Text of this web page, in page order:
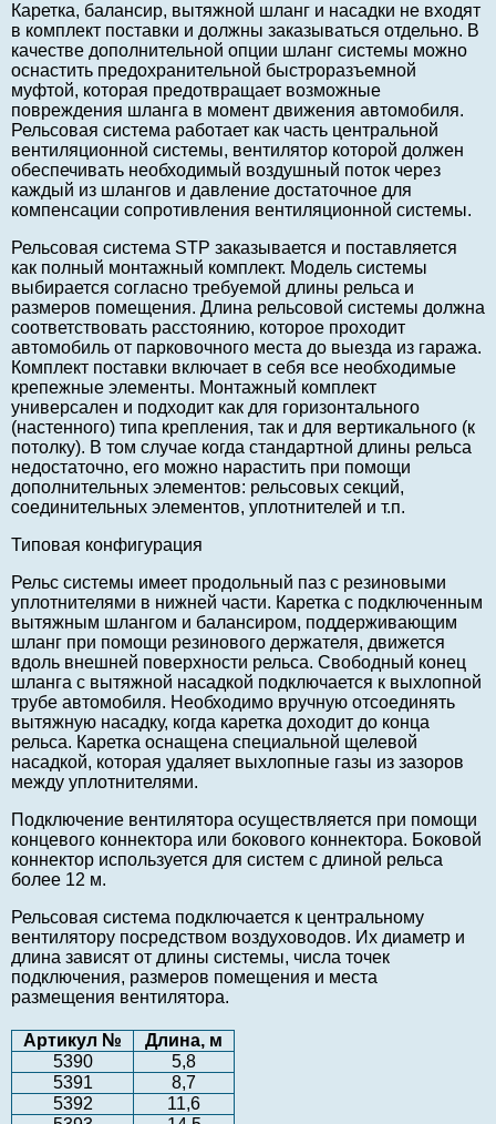
Каретка, балансир, вытяжной шланг и насадки не входят
в комплект поставки и должны заказываться отдельно. В
качестве дополнительной опции шланг системы можно
оснастить предохранительной быстроразъемной
муфтой, которая предотвращает возможные
повреждения шланга в момент движения автомобиля.
Рельсовая система работает как часть центральной
вентиляционной системы, вентилятор которой должен
обеспечивать необходимый воздушный поток через
каждый из шлангов и давление достаточное для
компенсации сопротивления вентиляционной системы.
Рельсовая система STP заказывается и поставляется
как полный монтажный комплект. Модель системы
выбирается согласно требуемой длины рельса и
размеров помещения. Длина рельсовой системы должна
соответствовать расстоянию, которое проходит
автомобиль от парковочного места до выезда из гаража.
Комплект поставки включает в себя все необходимые
крепежные элементы. Монтажный комплект
универсален и подходит как для горизонтального
(настенного) типа крепления, так и для вертикального (к
потолку). В том случае когда стандартной длины рельса
недостаточно, его можно нарастить при помощи
дополнительных элементов: рельсовых секций,
соединительных элементов, уплотнителей и т.п.
Типовая конфигурация
Рельс системы имеет продольный паз с резиновыми
уплотнителями в нижней части. Каретка с подключенным
вытяжным шлангом и балансиром, поддерживающим
шланг при помощи резинового держателя, движется
вдоль внешней поверхности рельса. Свободный конец
шланга с вытяжной насадкой подключается к выхлопной
трубе автомобиля. Необходимо вручную отсоединять
вытяжную насадку, когда каретка доходит до конца
рельса. Каретка оснащена специальной щелевой
насадкой, которая удаляет выхлопные газы из зазоров
между уплотнителями.
Подключение вентилятора осуществляется при помощи
концевого коннектора или бокового коннектора. Боковой
коннектор используется для систем с длиной рельса
более 12 м.
Рельсовая система подключается к центральному
вентилятору посредством воздуховодов. Их диаметр и
длина зависят от длины системы, числа точек
подключения, размеров помещения и места
размещения вентилятора.
Артикул №
Длина, м
5390
5,8
5391
8,7
5392
11,6